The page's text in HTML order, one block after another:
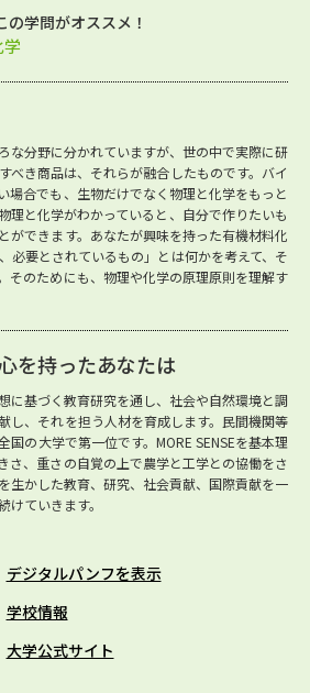
学問がオススメ！
な分野に分かれていますが、世の中で実際に研
べき商品は、それらが融合したものです。バイ
場合でも、生物だけでなく物理と化学をもっと
理と化学がわかっていると、自分で作りたいも
ができます。あなたが興味を持った有機材料化
必要とされているもの」とは何かを考えて、そ
そのためにも、物理や化学の原理原則を理解す
を持ったあなたは
に基づく教育研究を通し、社会や自然環境と調
し、それを担う人材を育成します。民間機関等
国の大学で第一位です。MORE SENSEを基本理
さ、重さの自覚の上で農学と工学との協働をさ
生かした教育、研究、社会貢献、国際貢献を一
けていきます。
デジタルパンフを表示
学校情報
大学公式サイト